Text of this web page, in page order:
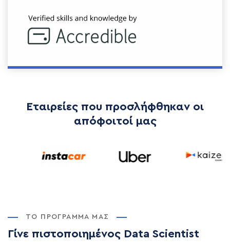
Εταιρείες που προσλήφθηκαν οι
απόφοιτοί μας
ΤΟ ΠΡΌΓΡΑΜΜΆ ΜΑΣ
Γίνε πιστοποιημένος Data Scientist